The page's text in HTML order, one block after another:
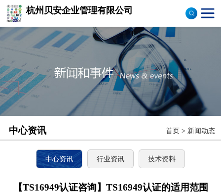
杭州贝安企业管理有限公司
中心资讯 首页 > 新闻动态
中心资讯 行业资讯 技术资料
【TS16949认证咨询】TS16949认证的适用范围
商品售后服务评价体系
认证
ISO9001认证
ISO14001认证
CCC认证
TS16949认证
CQC志愿产品认证
OHS18000